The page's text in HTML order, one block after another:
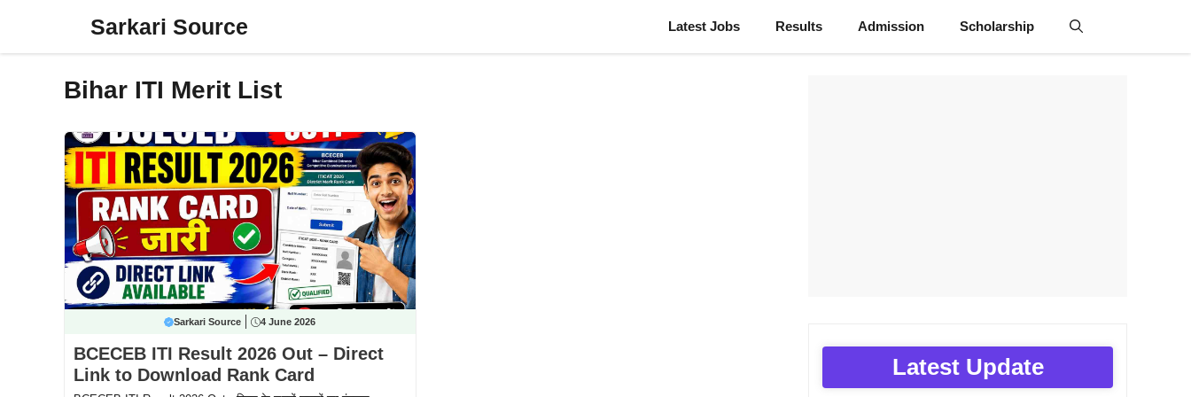
Sarkari Source Latest Jobs Results Admission Scholarship
Bihar ITI Merit List
Sarkari Source 4 June 2026
BCECEB ITI Result 2026 Out – Direct
Link to Download Rank Card
Latest Update